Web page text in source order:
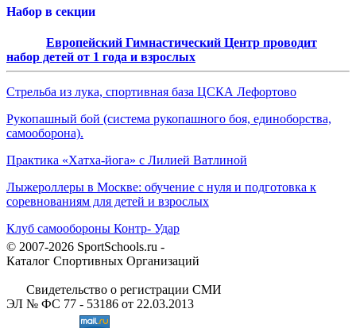
Набор в секции
Европейский Гимнастический Центр проводит
набор детей от 1 года и взрослых
Стрельба из лука, спортивная база ЦСКА Лефортово
Рукопашный бой (система рукопашного боя, единоборства,
самооборона).
Практика «Хатха-йога» с Лилией Ватлиной
Лыжероллеры в Москве: обучение с нуля и подготовка к
соревнованиям для детей и взрослых
Клуб самообороны Контр- Удар
© 2007-2026 SportSchools.ru -
Каталог Спортивных Организаций
Свидетельство о регистрации СМИ
ЭЛ № ФС 77 - 53186 от 22.03.2013